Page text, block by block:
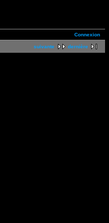
Connexion
suivante dernière